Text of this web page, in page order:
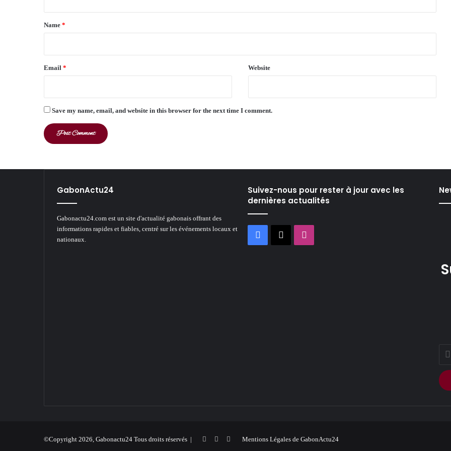
*
Name *
Email * Website
Save my name, email, and website in this browser for the next time I comment.
GabonActu24
Gabonactu24.com est un site d'actualité gabonais offrant des
informations rapides et fiables, centré sur les événements locaux et
nationaux.
Suivez-nous pour rester à jour avec les
dernières actualités
Facebook
X
Enter
your
©Copyright 2026, Gabonactu24 Tous droits réservés | Mentions Légales de GabonActu24
Facebook Instagram